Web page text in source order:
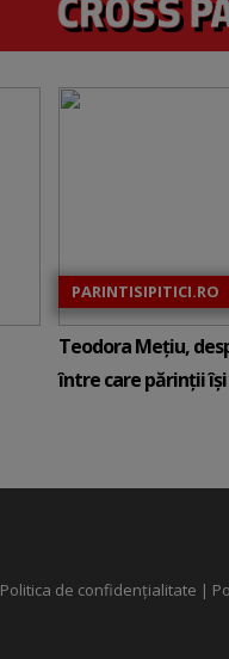
PARINTISIPITICI.RO
Teodora Mețiu,
între care părinții își
Politica de confidențialitate |